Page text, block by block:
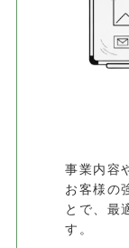
事業内容
お客様の
とで、最
す。